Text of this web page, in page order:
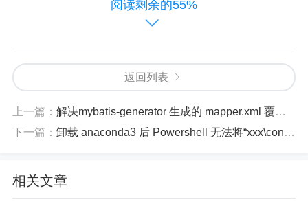
因此只需要降低安全性等级，将执行策略改为 Rem
oteSigned 即可执行脚本，在窗口中使用 Set-Execu
tionPolicy 命令即可。
Set-ExecutionPolicy (Microsoft.PowerShell.Securit
https://learn.microsoft.com/zh-cn/powershell/modul
阅读剩余的55%
返回列表
上一篇： 解决mybatis-generator 生成的 mapper.xml 覆盖自定义 SQL 的问题
下一篇： 卸载 anaconda3 后 Powershell 无法将“xxx\conda.exe”项识别为 cmdlet、函数、脚本文件或可运行程序的名称。
相关文章